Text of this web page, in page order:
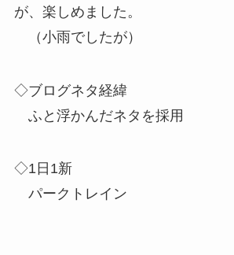
が、楽しめました。
（小雨でしたが）
◇ブログネタ経緯
ふと浮かんだネタを採用
◇1日1新
パークトレイン